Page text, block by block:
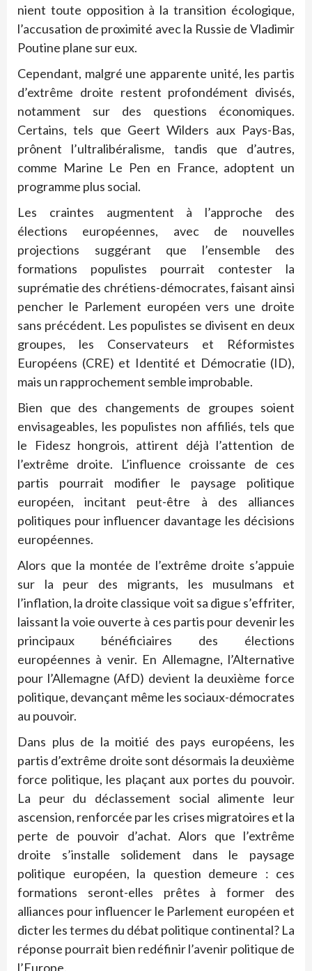
nient toute opposition à la transition écologique,
l’accusation de proximité avec la Russie de Vladimir
Poutine plane sur eux.
Cependant, malgré une apparente unité, les partis
d’extrême droite restent profondément divisés,
notamment sur des questions économiques.
Certains, tels que Geert Wilders aux Pays-Bas,
prônent l’ultralibéralisme, tandis que d’autres,
comme Marine Le Pen en France, adoptent un
programme plus social.
Les craintes augmentent à l’approche des
élections européennes, avec de nouvelles
projections suggérant que l’ensemble des
formations populistes pourrait contester la
suprématie des chrétiens-démocrates, faisant ainsi
pencher le Parlement européen vers une droite
sans précédent. Les populistes se divisent en deux
groupes, les Conservateurs et Réformistes
Européens (CRE) et Identité et Démocratie (ID),
mais un rapprochement semble improbable.
Bien que des changements de groupes soient
envisageables, les populistes non affiliés, tels que
le Fidesz hongrois, attirent déjà l’attention de
l’extrême droite. L’influence croissante de ces
partis pourrait modifier le paysage politique
européen, incitant peut-être à des alliances
politiques pour influencer davantage les décisions
européennes.
Alors que la montée de l’extrême droite s’appuie
sur la peur des migrants, les musulmans et
l’inflation, la droite classique voit sa digue s’effriter,
laissant la voie ouverte à ces partis pour devenir les
principaux bénéficiaires des élections
européennes à venir. En Allemagne, l’Alternative
pour l’Allemagne (AfD) devient la deuxième force
politique, devançant même les sociaux-démocrates
au pouvoir.
Dans plus de la moitié des pays européens, les
partis d’extrême droite sont désormais la deuxième
force politique, les plaçant aux portes du pouvoir.
La peur du déclassement social alimente leur
ascension, renforcée par les crises migratoires et la
perte de pouvoir d’achat. Alors que l’extrême
droite s’installe solidement dans le paysage
politique européen, la question demeure : ces
formations seront-elles prêtes à former des
alliances pour influencer le Parlement européen et
dicter les termes du débat politique continental? La
réponse pourrait bien redéfinir l’avenir politique de
l’Europe.